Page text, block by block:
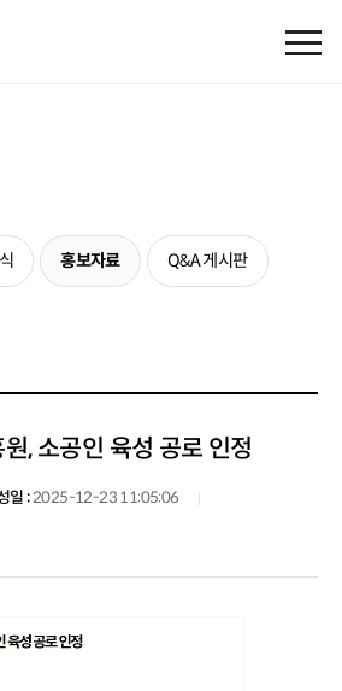
홍보자료 Q&A 게시판
, 소공인 육성 공로 인정
일 :2025-12-23 11:05:06